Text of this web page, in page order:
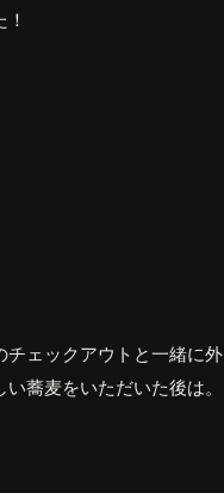
チェックアウトと一緒に外
蕎麦をいただいた後は。